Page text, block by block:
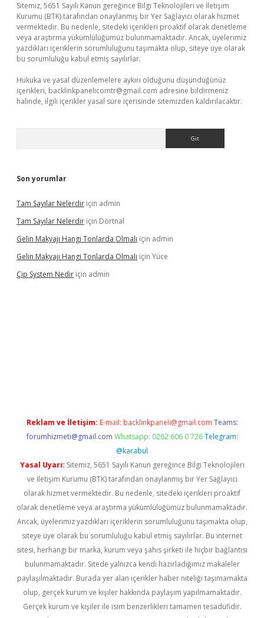
Sitemiz, 5651 Sayılı Kanun gereğince Bilgi Teknolojileri ve İletişim
Kurumu (BTK) tarafından onaylanmış bir Yer Sağlayıcı olarak hizmet
vermektedir. Bu nedenle, sitedeki içerikleri proaktif olarak denetleme
veya araştırma yükümlülüğümüz bulunmamaktadır. Ancak, üyelerimiz
yazdıkları içeriklerin sorumluluğunu taşımakta olup, siteye üye olarak
bu sorumluluğu kabul etmiş sayılırlar.
Hukuka ve yasal düzenlemelere aykırı olduğunu düşündüğünüz
içerikleri, backlinkpanelicomtr@gmail.com adresine bildirmeniz
halinde, ilgili içerikler yasal süre içerisinde sitemizden kaldırılacaktır.
Son yorumlar
Tam Sayılar Nelerdir için admin
Tam Sayılar Nelerdir için Dörtnal
Gelin Makyajı Hangi Tonlarda Olmalı için admin
Gelin Makyajı Hangi Tonlarda Olmalı için Yüce
Çip System Nedir için admin
Reklam ve İletişim: E-mail: backlinkpaneli@gmail.com Teams:
forumhizmeti@gmail.com Whatsapp: 0262 606 0 726 Telegram:
@karabul
Yasal Uyarı: Sitemiz, 5651 Sayılı Kanun gereğince Bilgi Teknolojileri
ve İletişim Kurumu (BTK) tarafından onaylanmış bir Yer Sağlayıcı
olarak hizmet vermektedir. Bu nedenle, sitedeki içerikleri proaktif
olarak denetleme veya araştırma yükümlülüğümüz bulunmamaktadır.
Ancak, üyelerimiz yazdıkları içeriklerin sorumluluğunu taşımakta olup,
siteye üye olarak bu sorumluluğu kabul etmiş sayılırlar. Bu internet
sitesi, herhangi bir marka, kurum veya şahıs şirketi ile hiçbir bağlantısı
bulunmamaktadır. Sitede yalnızca kendi hazırladığımız makaleler
paylaşılmaktadır. Burada yer alan içerikler haber niteliği taşımamakta
olup, gerçek kurum ve kişiler hakkında paylaşım yapılmamaktadır.
Gerçek kurum ve kişiler ile isim benzerlikleri tamamen tesadüfidir.